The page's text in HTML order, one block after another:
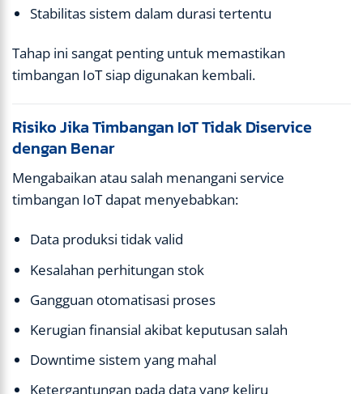
Stabilitas sistem dalam durasi tertentu
Tahap ini sangat penting untuk memastikan
timbangan IoT siap digunakan kembali.
Risiko Jika Timbangan IoT Tidak Diservice
dengan Benar
Mengabaikan atau salah menangani service
timbangan IoT dapat menyebabkan:
Data produksi tidak valid
Kesalahan perhitungan stok
Gangguan otomatisasi proses
Kerugian finansial akibat keputusan salah
Downtime sistem yang mahal
Ketergantungan pada data yang keliru